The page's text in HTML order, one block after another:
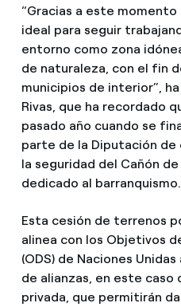
“Gracias a este
ideal para seguir
entorno como zona
de naturaleza, con el fin
municipios de interior”,
Rivas, que ha recordado
pasado año cuando se
parte de la Diputación de
la seguridad del Cañón
dedicado al barranquismo.
Esta cesión de terrenos
alinea con los Objetivos
(ODS) de Naciones
de alianzas, en este caso
privada, que permitirán